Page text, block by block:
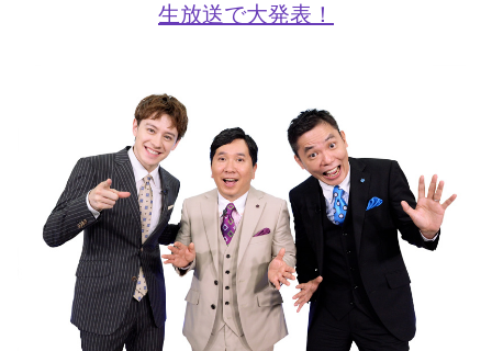
生放送で大発表！